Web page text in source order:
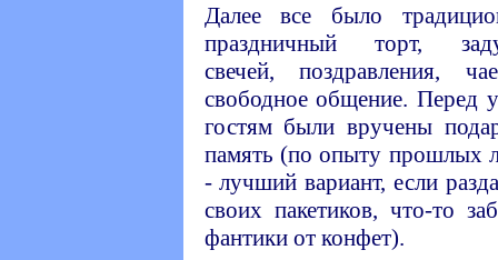
Далее все было
праздничный торт,
свечей, поздравления,
свободное общение. Перед
гостям были вручены
память (по опыту прошлых
- лучший вариант, если
своих пакетиков, что-то
фантики от конфет).